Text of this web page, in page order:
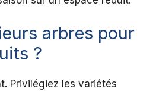
arbres pour
?
Privilégiez les variétés